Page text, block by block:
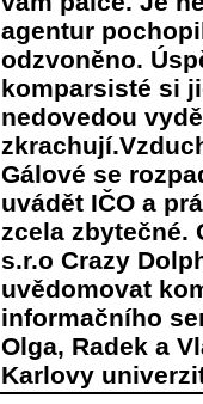
agentur
odzvoněno.
komparsisté si
nedovedou
Gálové se
uvádět IČO a
zcela zbytečné.
s.r.o Crazy
uvědomovat
informačního
Olga, Radek a
Karlovy